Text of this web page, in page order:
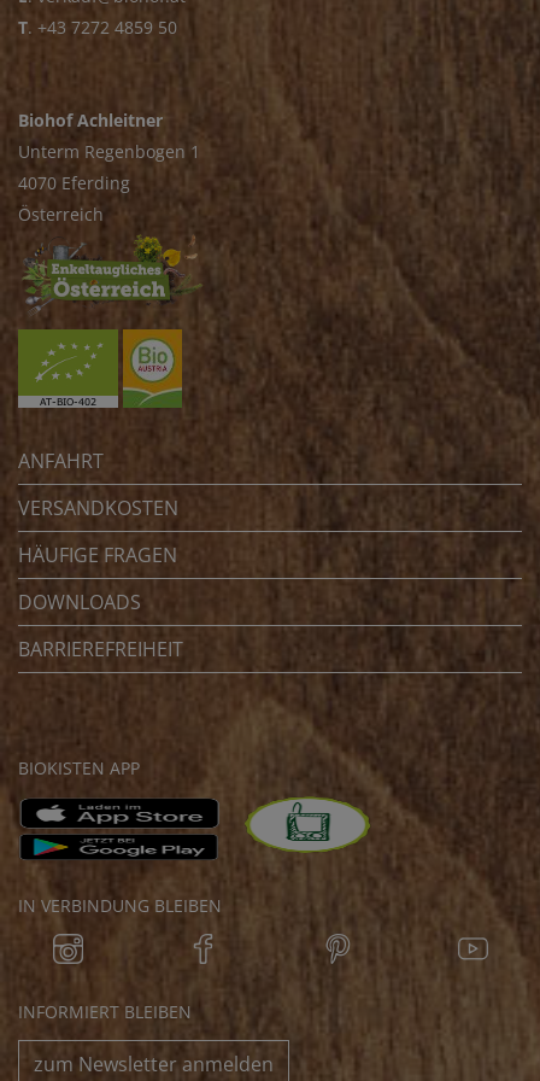
T. +43 7272 4859 50
Biohof Achleitner
Unterm Regenbogen 1
4070 Eferding
Österreich
ANFAHRT
VERSANDKOSTEN
HÄUFIGE FRAGEN
DOWNLOADS
BARRIEREFREIHEIT
BIOKISTEN APP
IN VERBINDUNG BLEIBEN
INFORMIERT BLEIBEN
zum Newsletter anmelden